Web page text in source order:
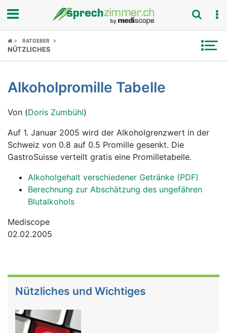
Fokus
Symptome
Untersuchungen
News
Ratgeber
Rubriken
RATGEBER
NÜTZLICHES
Alkoholpromille Tabelle
Von (Doris Zumbühl)
Auf 1. Januar 2005 wird der Alkoholgrenzwert in der
Schweiz von 0.8 auf 0.5 Promille gesenkt. Die
GastroSuisse verteilt gratis eine Promilletabelle.
Alkoholgehalt verschiedener Getränke (PDF)
Berechnung zur Abschätzung des ungefähren
Blutalkohols
Mediscope
02.02.2005
Nützliches und Wichtiges